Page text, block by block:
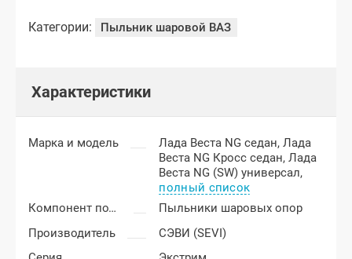
Категории: Пыльник шаровой ВАЗ
Характеристики
Марка и модель Лада Веста NG седан,Лада
Веста NG Кросс седан,Лада
Веста NG (SW) универсал,
полный список
Компонент подвески
Пыльники шаровых опор
Производитель
СЭВИ (SEVI)